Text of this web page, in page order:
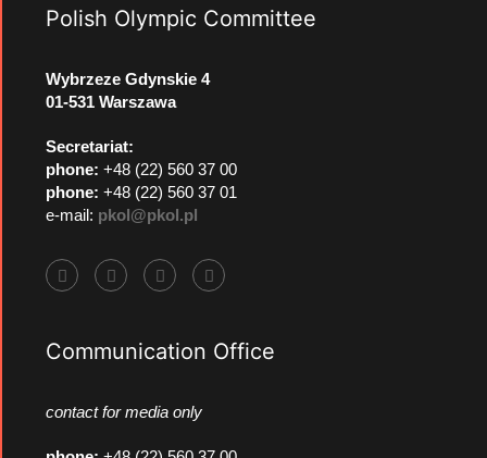
Polish Olympic Committee
Wybrzeze Gdynskie 4
01-531 Warszawa
Secretariat:
phone: +48 (22) 560 37 00
phone: +48 (22) 560 37 01
e-mail: pkol@pkol.pl
Communication Office
contact for media only